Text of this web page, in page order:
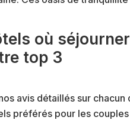
où
top 3
avis détaillés sur
préférés pour les couples